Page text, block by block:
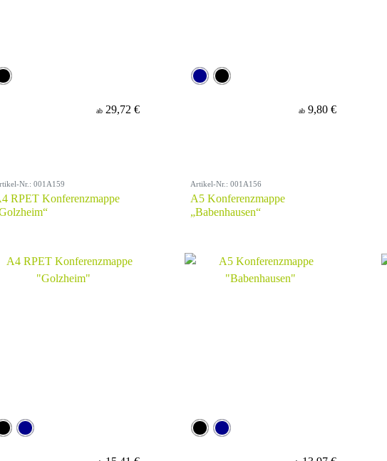
ab 29,72 € ab 9,80 €
Nr.: 001A159
RPET Konferenzmappe
Artikel-Nr.: 001A156
A5 Konferenzmappe
„Babenhausen“